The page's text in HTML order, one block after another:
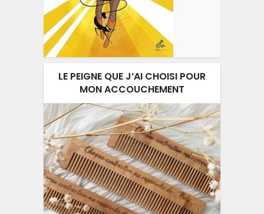
LE PEIGNE QUE J’AI CHOISI POUR
MON ACCOUCHEMENT